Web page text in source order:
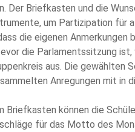
Der Briefkasten und die
um Partizipation für
die eigenen Anmerkungen
die Parlamentssitzung
aus. Die gewählten
Anregungen mit in
Briefkasten können die
für das Motto des